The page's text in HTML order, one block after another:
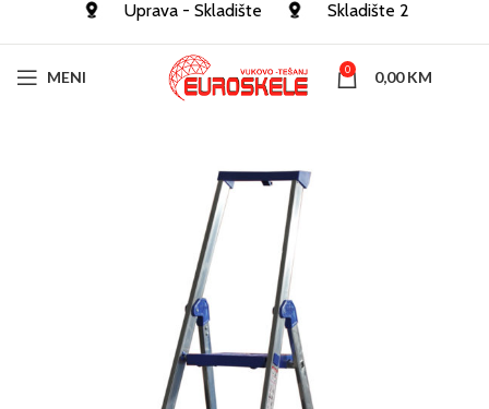
Uprava - Skladište Skladište 2
MENI 0 0,00KM